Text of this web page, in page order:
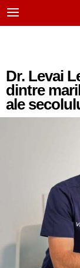
Dr. Levai
dintre
ale